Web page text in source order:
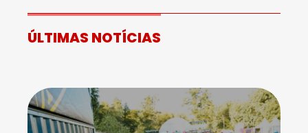
ÚLTIMAS NOTÍCIAS